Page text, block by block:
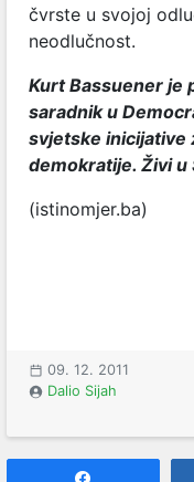
čvrste u svojoj
neodlučnost.
Kurt Bassuener je
saradnik u
svjetske inicijative
demokratije. Živi u
(istinomjer.ba)
09. 12. 2011
Dalio Sijah